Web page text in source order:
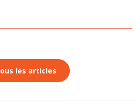
les articles